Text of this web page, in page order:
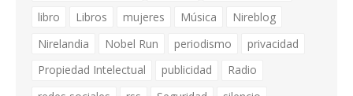
libro
Libros mujeres Música
Nireblog
Nirelandia
Nobel Run periodismo
privacidad
Propiedad Intelectual
publicidad
Radio